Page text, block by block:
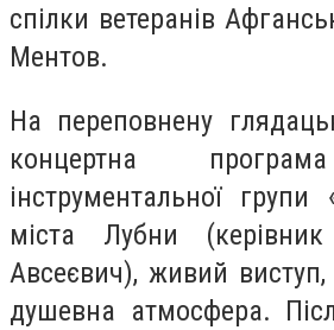
спілки ветеранів
Ментов.
На переповнену
концертна
інструментальної групи
міста Лубни
Авсеєвич), живий
душевна атмосфера.